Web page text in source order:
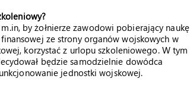
by żołnierze zawodowi pobierający naukę
ze strony organów wojskowych w
korzystać z urlopu szkoleniowego. W tym
będzie samodzielnie dowódca
jednostki wojskowej.